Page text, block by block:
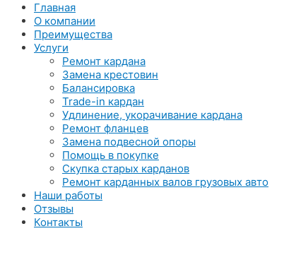
Главная
О компании
Преимущества
Услуги
Ремонт кардана
Замена крестовин
Балансировка
Trade-in кардан
Удлинение, укорачивание кардана
Ремонт фланцев
Замена подвесной опоры
Помощь в покупке
Скупка старых карданов
Ремонт карданных валов грузовых авто
Наши работы
Отзывы
Контакты